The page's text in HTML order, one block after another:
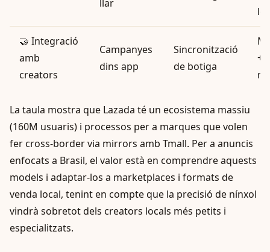
llar
🤝 Integració
amb
creators
Campanyes
dins app
Sincronització
de botiga
+
La taula mostra que Lazada té un ecosistema massiu
(160M usuaris) i processos per a marques que volen
fer cross‑border via mirrors amb Tmall. Per a anuncis
enfocats a Brasil, el valor està en comprendre aquests
models i adaptar-los a marketplaces i formats de
venda local, tenint en compte que la precisió de nínxol
vindrà sobretot dels creators locals més petits i
especialitzats.